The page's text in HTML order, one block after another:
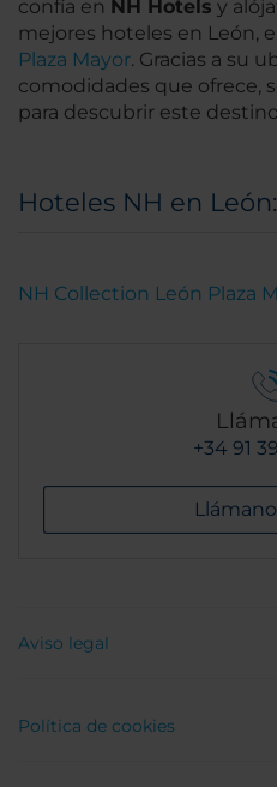
confía en NH Hotels y
mejores hoteles en León, el
Plaza Mayor. Gracias a su
comodidades que ofrece,
para descubrir este
Hoteles NH en León:
NH Collection León Plaza
+34 91
Aviso legal
Política de cookies